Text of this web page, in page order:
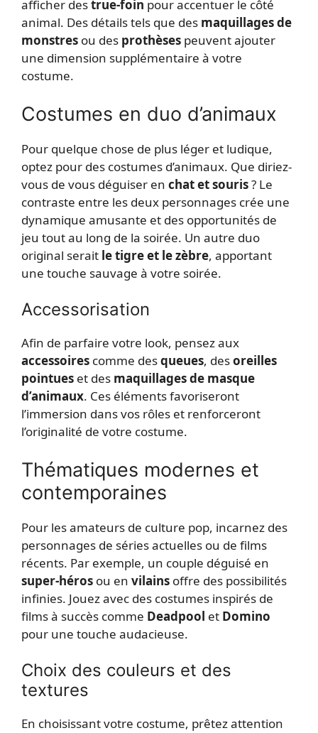
afficher destrue-foin pour accentuer le côté
animal. Des détails tels que des maquillages de
monstres ou des prothèses peuvent ajouter
une dimension supplémentaire à votre
costume.
Costumes en duo d’animaux
Pour quelque chose de plus léger et ludique,
optez pour des costumes d’animaux. Que diriez-
vous de vous déguiser en chat et souris? Le
contraste entre les deux personnages crée une
dynamique amusante et des opportunités de
jeu tout au long de la soirée. Un autre duo
original serait le tigre et le zèbre, apportant
une touche sauvage à votre soirée.
Accessorisation
Afin de parfaire votre look, pensez aux
accessoires comme desqueues, desoreilles
pointues et des maquillages de masque
d’animaux. Ces éléments favoriseront
l’immersion dans vos rôles et renforceront
l’originalité de votre costume.
Thématiques modernes et
contemporaines
Pour les amateurs de culture pop, incarnez des
personnages de séries actuelles ou de films
récents. Par exemple, un couple déguisé en
super-héros ou en vilains offre des possibilités
infinies. Jouez avec des costumes inspirés de
films à succès comme Deadpool et Domino
pour une touche audacieuse.
Choix des couleurs et des
textures
En choisissant votre costume, prêtez attention